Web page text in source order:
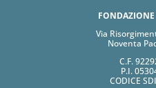
Via
Noventa
C.F.
P.I.
CODICE